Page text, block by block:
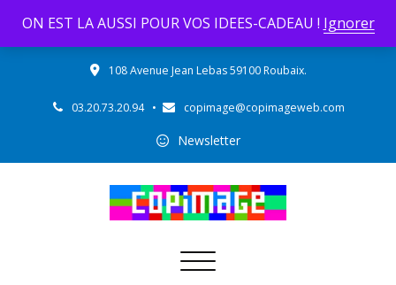
108 Avenue Jean Lebas 59100 Roubaix.
03.20.73.20.94• copimage@copimageweb.com
Newsletter
Toggle navigation
ON EST LA AUSSI POUR VOS IDEES-CADEAU ! Ignorer